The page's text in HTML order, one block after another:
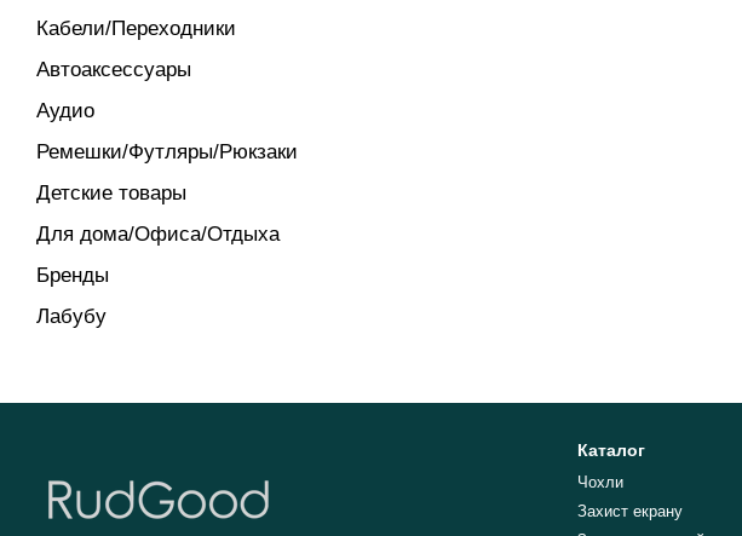
Кабели/Переходники
Автоаксессуары
Аудио
Ремешки/Футляры/Рюкзаки
Детские товары
Для дома/Офиса/Отдыха
Бренды
Лабубу
Каталог
Чохли
Захист екрану